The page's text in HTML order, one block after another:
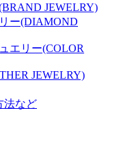
JEWELRY)
ー(DIAMOND
エリー(COLOR
JEWELRY)
法など